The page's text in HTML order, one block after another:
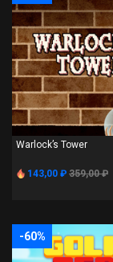
Warlock’s Tower
143,00 ₽ 359,00 ₽
-60%